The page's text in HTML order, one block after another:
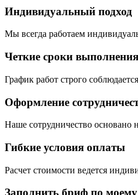
Индивидуальный подход
Мы всегда работаем
Четкие сроки выполнения
График работ строго
Оформление
Наше сотрудничество
Гибкие условия оплаты
Расчет стоимости ведется